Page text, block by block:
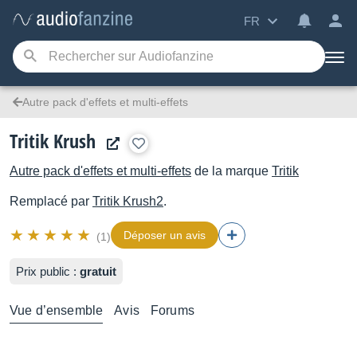
FR
Autre pack d'effets et multi-effets
Tritik Krush
Autre pack d'effets et multi-effets de la marque Tritik
Remplacé par Tritik Krush2.
(1) Déposer un avis
Prix public : gratuit
Vue d’ensemble Avis Forums